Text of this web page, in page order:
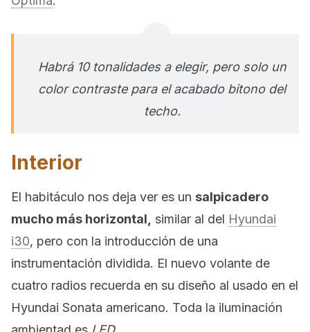
Habrá 10 tonalidades a elegir, pero solo un
color contraste para el acabado bitono del
techo.
Interior
El habitáculo nos deja ver es un salpicadero
mucho más horizontal, similar al del Hyundai
i30, pero con la introducción de una
instrumentación dividida. El nuevo volante de
cuatro radios recuerda en su diseño al usado en el
Hyundai Sonata americano. Toda la iluminación